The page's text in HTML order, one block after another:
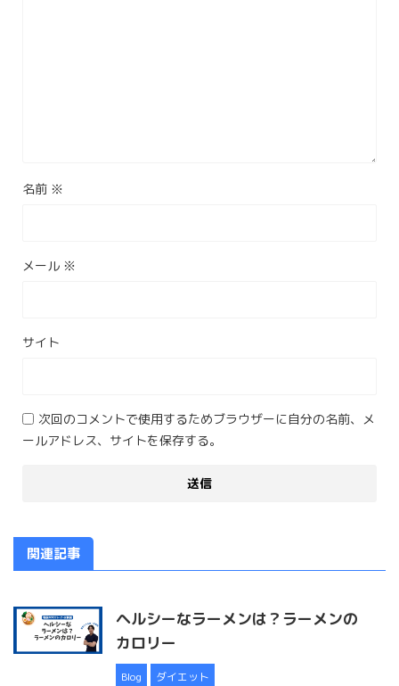
名前 ※
メール ※
サイト
次回のコメントで使用するためブラウザーに自分の名前、メ
ールアドレス、サイトを保存する。
関連記事
ヘルシーなラーメンは？ラーメンの
カロリー
Blog ダイエット